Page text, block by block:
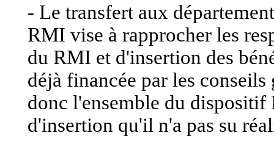
- Le transfert aux
RMI vise à rapprocher les
du RMI et d'insertion des
déjà financée par les
donc l'ensemble du
d'insertion qu'il n'a pas su